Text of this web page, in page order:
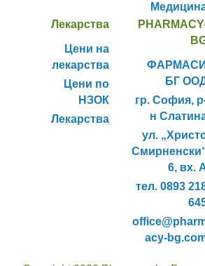
Лекарства
Цени на
лекарства
Цени по
НЗОК
Лекарства
ФАРМАСИ
БГ
гр. София,
н
ул.
6, вх.
тел. 0893
acy-